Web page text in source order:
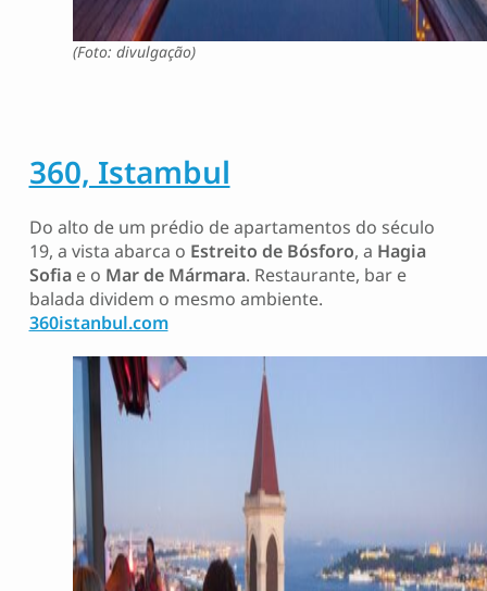
(Foto: divulgação)
360, Istambul
Do alto de um prédio de apartamentos do século
19, a vista abarca o Estreito de Bósforo, a Hagia
Sofia e o Mar de Mármara. Restaurante, bar e
balada dividem o mesmo ambiente.
360istanbul.com